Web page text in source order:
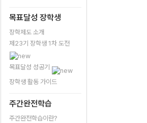
목표달성 장학생
장학제도 소개
제23기 장학생 1차 도전
목표달성 성공기
장학생 활동 가이드
주간완전학습
주간완전학습이란?